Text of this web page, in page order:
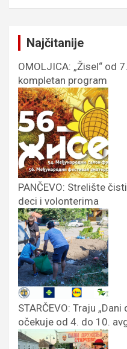
Najčitanije
OMOLJICA: „Žisel“ od
kompletan program
PANČEVO: Strelište
deci i volonterima
STARČEVO: Traju
očekuje od 4. do 10.